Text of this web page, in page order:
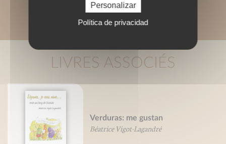
LIVRES ASSOCIÉS
Verduras: me gustan
Béatrice Vigot-Lagandré
Personalizar
Política de privacidad